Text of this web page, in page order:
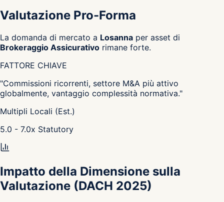
Valutazione Pro-Forma
La domanda di mercato a Losanna per asset di
Brokeraggio Assicurativo rimane forte.
FATTORE CHIAVE
"Commissioni ricorrenti, settore M&A più attivo
globalmente, vantaggio complessità normativa."
Multipli Locali (Est.)
5.0 - 7.0x Statutory
Impatto della Dimensione sulla
Valutazione (DACH 2025)